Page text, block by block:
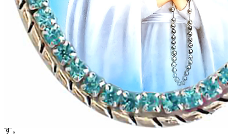
ロザリオの玉
ロザリオの玉がない場合でも、指で数えることができます。
玉を数えると心が自由になり、瞑想に集中しやすくなりま
す。